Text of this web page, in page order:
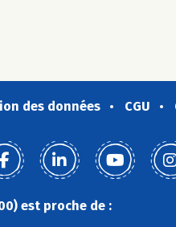
des données CGU
est proche de :